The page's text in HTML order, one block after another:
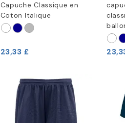
Capuche Classique en
Coton Italique
23,33 £